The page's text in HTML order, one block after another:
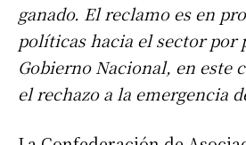
ganado. El reclamo es en
políticas hacia el sector por
Gobierno Nacional, en este
el rechazo a la emergencia